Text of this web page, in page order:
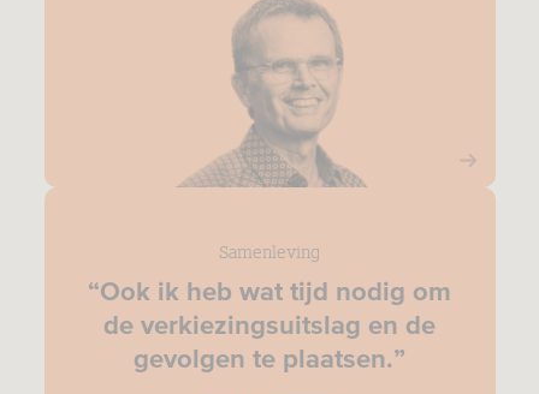
“Ook ik heb wat tijd nodig om
de verkiezingsuitslag en de
gevolgen te plaatsen.”
Samenleving